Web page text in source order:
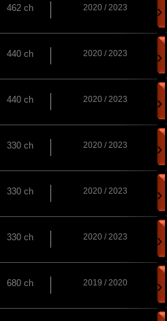
462 ch 2020 / 2023 ›
440 ch 2020 / 2023 ›
440 ch 2020 / 2023 ›
330 ch 2020 / 2023 ›
330 ch 2020 / 2023 ›
330 ch 2020 / 2023 ›
680 ch 2019 / 2020 ›